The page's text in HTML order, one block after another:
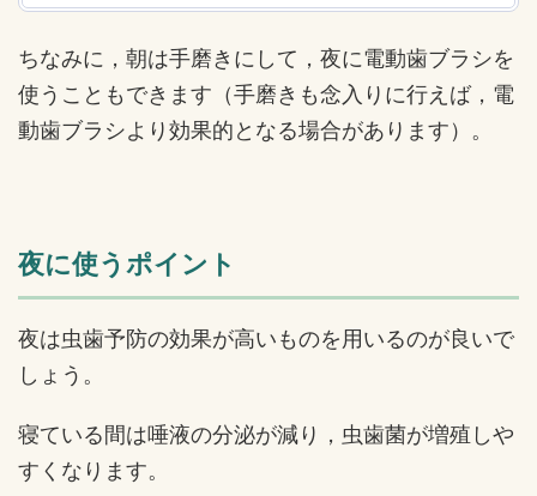
ちなみに，朝は手磨きにして，夜に電動歯ブラシを
使うこともできます（手磨きも念入りに行えば，電
動歯ブラシより効果的となる場合があります）。
夜に使うポイント
夜は虫歯予防の効果が高いものを用いるのが良いで
しょう。
寝ている間は唾液の分泌が減り，虫歯菌が増殖しや
すくなります。